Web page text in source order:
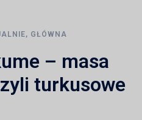
, GŁÓWNA
– masa
turkusowe